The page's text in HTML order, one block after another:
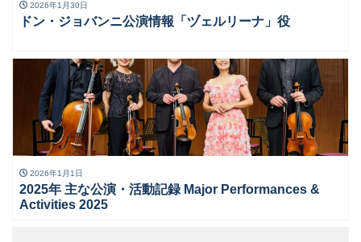
2026年1月30日
ドン・ジョバンニ公演情報「ヅェルリーナ」役
2026年1月1日
2025年 主な公演・活動記録 Major Performances &
Activities 2025